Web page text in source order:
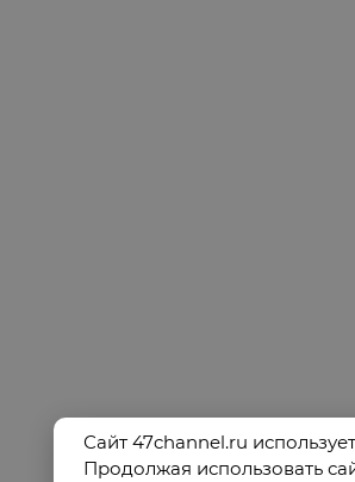
Сайт 47channel.ru
Продолжая использовать